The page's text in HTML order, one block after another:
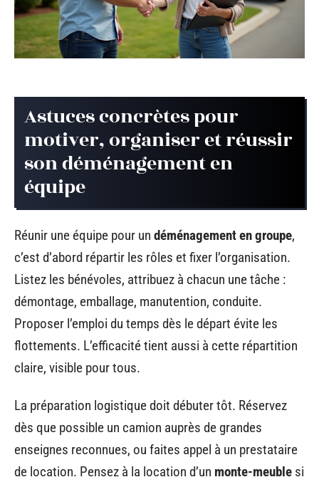
Astuces concrètes pour
motiver, organiser et réussir
son déménagement en
équipe
Réunir une équipe pour un déménagement en groupe,
c’est d’abord répartir les rôles et fixer l’organisation.
Listez les bénévoles, attribuez à chacun une tâche :
démontage, emballage, manutention, conduite.
Proposer l’emploi du temps dès le départ évite les
flottements. L’efficacité tient aussi à cette répartition
claire, visible pour tous.
La préparation logistique doit débuter tôt. Réservez
dès que possible un camion auprès de grandes
enseignes reconnues, ou faites appel à un prestataire
de location. Pensez à la location d’un monte-meuble si